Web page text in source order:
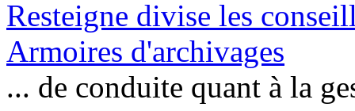
Armoires d'archivages
... de conduite quant à la